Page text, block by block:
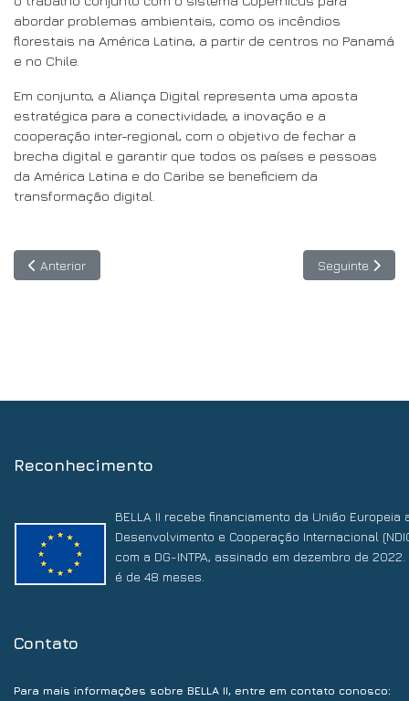
abordar problemas ambientais, como os incêndios
florestais na América Latina, a partir de centros no Panamá
e no Chile.
Em conjunto, a Aliança Digital representa uma aposta
estratégica para a conectividade, a inovação e a
cooperação inter-regional, com o objetivo de fechar a
brecha digital e garantir que todos os países e pessoas
da América Latina e do Caribe se beneficiem da
transformação digital.
Artigo anterior: TICAL 2024 abre concurso para apresentação
Anterior Artigo
Seguinte
Reconhecimento
BELLA II recebe financiamento da União
Desenvolvimento e Cooperação Internacional
com a DG-INTPA, assinado em dezembro de
é de 48 meses.
Contato
Para mais informações sobre BELLA II, entre em contato conosco: